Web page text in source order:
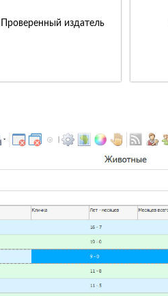
Проверенный издатель